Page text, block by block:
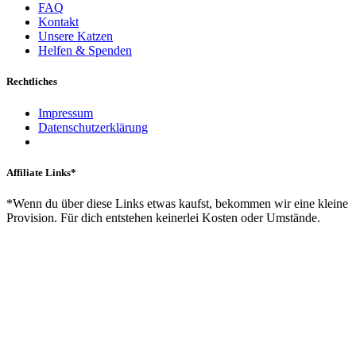
FAQ
Kontakt
Unsere Katzen
Helfen & Spenden
Rechtliches
Impressum
Datenschutzerklärung
Affiliate Links*
*Wenn du über diese Links etwas kaufst, bekommen wir eine kleine
Provision. Für dich entstehen keinerlei Kosten oder Umstände.